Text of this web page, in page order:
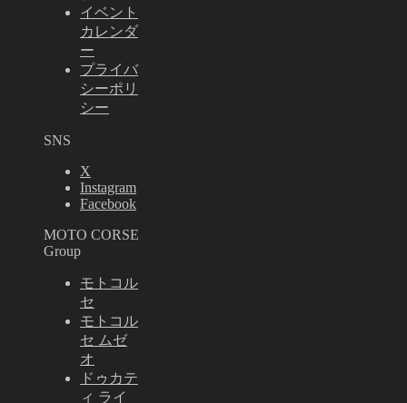
イベント
カレンダ
ー
プライバ
シーポリ
シー
SNS
X
Instagram
Facebook
MOTO CORSE
Group
モトコル
セ
モトコル
セ ムゼ
オ
ドゥカテ
ィ ライ